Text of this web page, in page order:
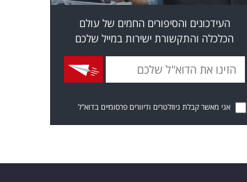
העידכונים והסיפורים החמים של עולם
הכלכלה והתקשורת ישירות במייל שלכם
אני מאשר קבלת ניוזלטרים ודיוורים פרסומיים בדוא"ל